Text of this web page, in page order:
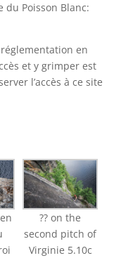
du Poisson Blanc:
en
et y grimper est
l’accès à ce site
?? on the
second pitch of
Virginie 5.10c